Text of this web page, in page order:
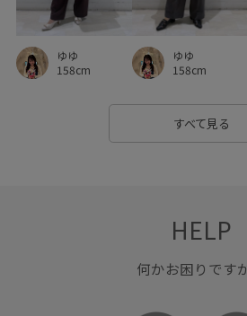
ゆゆ
158cm
ゆゆ
158cm
すべて見る
HELP
何かお困りです